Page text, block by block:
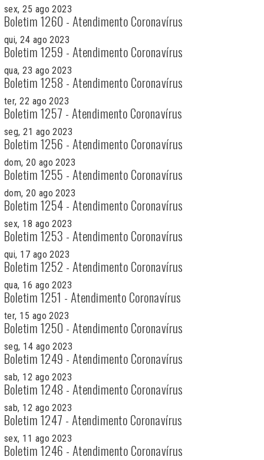
sex, 25 ago 2023
Boletim 1260 - Atendimento Coronavírus
qui, 24 ago 2023
Boletim 1259 - Atendimento Coronavírus
qua, 23 ago 2023
Boletim 1258 - Atendimento Coronavírus
ter, 22 ago 2023
Boletim 1257 - Atendimento Coronavírus
seg, 21 ago 2023
Boletim 1256 - Atendimento Coronavírus
dom, 20 ago 2023
Boletim 1255 - Atendimento Coronavírus
dom, 20 ago 2023
Boletim 1254 - Atendimento Coronavírus
sex, 18 ago 2023
Boletim 1253 - Atendimento Coronavírus
qui, 17 ago 2023
Boletim 1252 - Atendimento Coronavírus
qua, 16 ago 2023
Boletim 1251 - Atendimento Coronavírus
ter, 15 ago 2023
Boletim 1250 - Atendimento Coronavírus
seg, 14 ago 2023
Boletim 1249 - Atendimento Coronavírus
sab, 12 ago 2023
Boletim 1248 - Atendimento Coronavírus
sab, 12 ago 2023
Boletim 1247 - Atendimento Coronavírus
sex, 11 ago 2023
Boletim 1246 - Atendimento Coronavírus